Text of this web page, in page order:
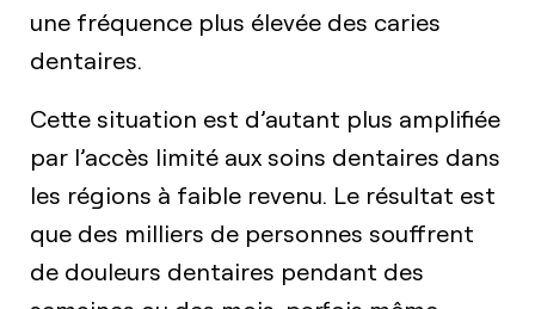
une fréquence plus élevée des caries
dentaires.
Cette situation est d’autant plus amplifiée
par l’accès limité aux soins dentaires dans
les régions à faible revenu. Le résultat est
que des milliers de personnes souffrent
de douleurs dentaires pendant des